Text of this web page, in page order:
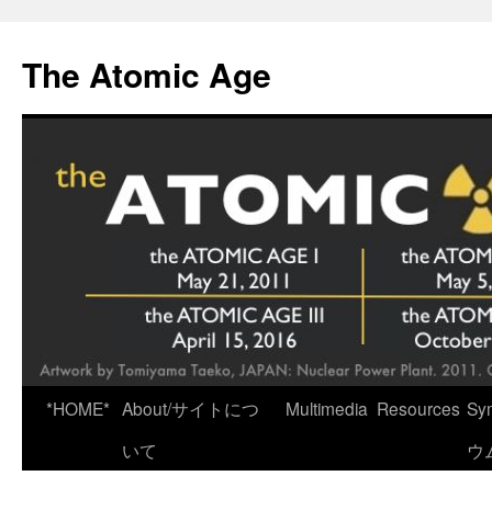
content
The Atomic Age
*HOME* About/サイトにつ
いて
Multimedia Resources
ウ